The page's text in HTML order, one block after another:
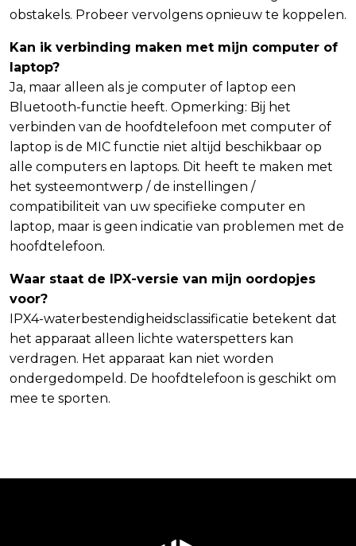
obstakels. Probeer vervolgens opnieuw te koppelen.
Kan ik verbinding maken met mijn computer of
laptop?
Ja, maar alleen als je computer of laptop een
Bluetooth-functie heeft. Opmerking: Bij het
verbinden van de hoofdtelefoon met computer of
laptop is de MIC functie niet altijd beschikbaar op
alle computers en laptops. Dit heeft te maken met
het systeemontwerp / de instellingen /
compatibiliteit van uw specifieke computer en
laptop, maar is geen indicatie van problemen met de
hoofdtelefoon.
Waar staat de IPX-versie van mijn oordopjes
voor?
IPX4-waterbestendigheidsclassificatie betekent dat
het apparaat alleen lichte waterspetters kan
verdragen. Het apparaat kan niet worden
ondergedompeld. De hoofdtelefoon is geschikt om
mee te sporten.